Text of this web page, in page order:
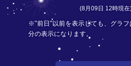
(8月09日 12時現在
※"前日"以前を表示しても、グラフ
分の表示になります。